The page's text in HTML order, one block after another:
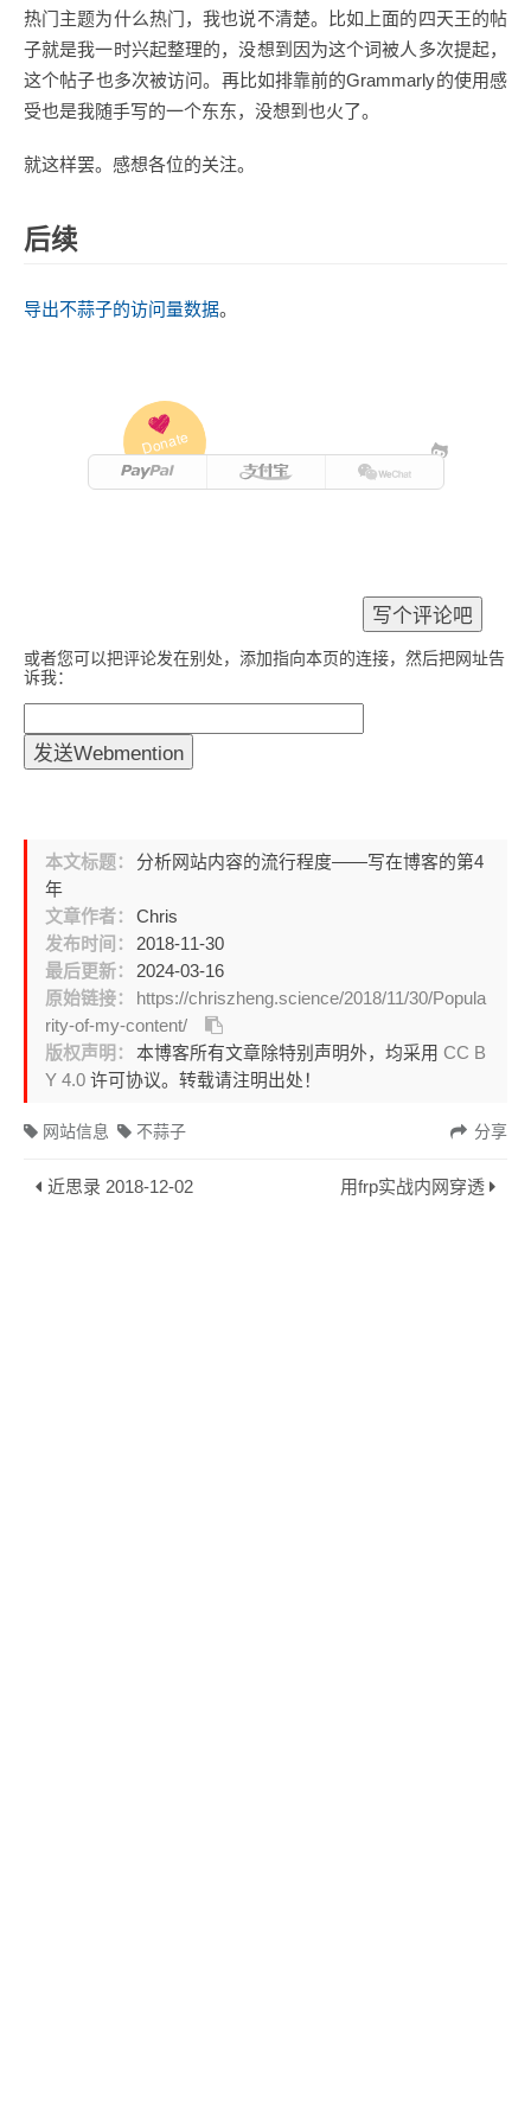
热门主题为什么热门，我也说不清楚。比如上面的四天王的帖
子就是我一时兴起整理的，没想到因为这个词被人多次提起，
这个帖子也多次被访问。再比如排靠前的Grammarly的使用感
受也是我随手写的一个东东，没想到也火了。
就这样罢。感想各位的关注。
后续
导出不蒜子的访问量数据。
Donate
或者您可以把评论发在别处，添加指向本页的连接，然后把网址告
诉我：
本文标题：
分析网站内容的流行程度——写在博客的第4
年
文章作者：
Chris
发布时间：
2018-11-30
最后更新：
2024-03-16
原始链接：
https://chriszheng.science/2018/11/30/Popula
rity-of-my-content/
版权声明：
本博客所有文章除特别声明外，均采用CC B
Y 4.0许可协议。转载请注明出处！
分享
网站信息 不蒜子
近思录 2018-12-02 用frp实战内网穿透